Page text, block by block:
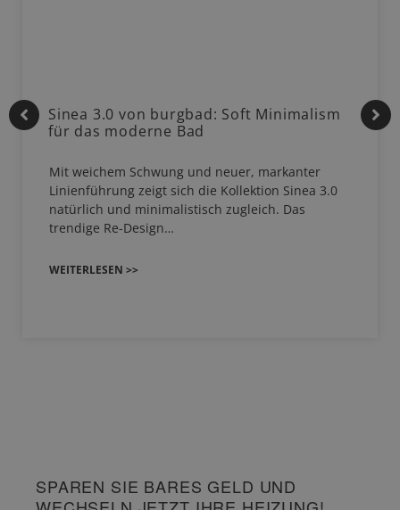
Sinea 3.0 von burgbad: Soft Minimalism
für das moderne Bad
Mit weichem Schwung und neuer, markanter
Linienführung zeigt sich die Kollektion Sinea 3.0
natürlich und minimalistisch zugleich. Das
trendige Re-Design…
WEITERLESEN >>
SPAREN SIE BARES GELD UND